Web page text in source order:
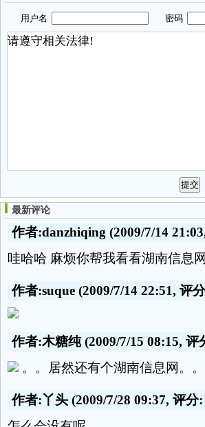
用户名 密码
最新评论
作者:danzhiqing (2009/7/14
哇哈哈 麻烦你帮我看看湖南信息
作者:suque (2009/7/14 22:51, 评
作者:木糖纯(2009/7/15 08:15, 评
。。居然还有个湖南信息网。。
作者:丫头 (2009/7/28 09:37, 评分: